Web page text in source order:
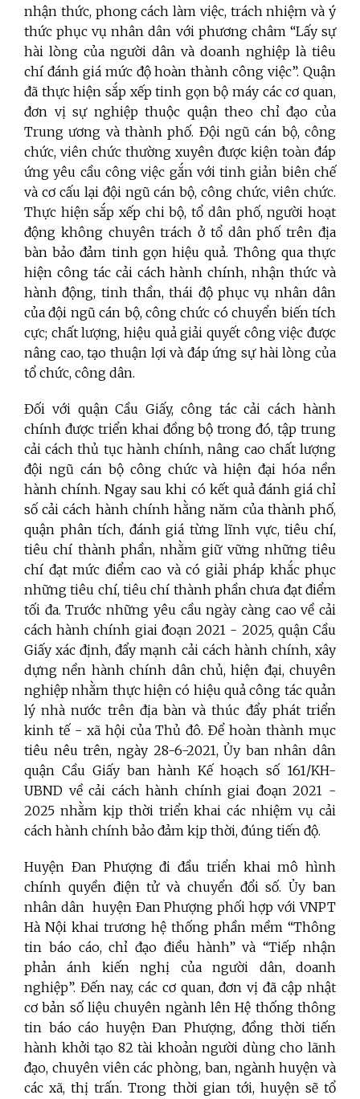
nhận thức, phong cách làm việc, trách nhiệm và ý
thức phục vụ nhân dân với phương châm “Lấy sự
hài lòng của người dân và doanh nghiệp là tiêu
chí đánh giá mức độ hoàn thành công việc”. Quận
đã thực hiện sắp xếp tinh gọn bộ máy các cơ quan,
đơn vị sự nghiệp thuộc quận theo chỉ đạo của
Trung ương và thành phố. Đội ngũ cán bộ, công
chức, viên chức thường xuyên được kiện toàn đáp
ứng yêu cầu công việc gắn với tinh giản biên chế
và cơ cấu lại đội ngũ cán bộ, công chức, viên chức.
Thực hiện sắp xếp chi bộ, tổ dân phố, người hoạt
động không chuyên trách ở tổ dân phố trên địa
bàn bảo đảm tinh gọn hiệu quả. Thông qua thực
hiện công tác cải cách hành chính, nhận thức và
hành động, tinh thần, thái độ phục vụ nhân dân
của đội ngũ cán bộ, công chức có chuyển biến tích
cực; chất lượng, hiệu quả giải quyết công việc được
nâng cao, tạo thuận lợi và đáp ứng sự hài lòng của
tổ chức, công dân.
Đối với quận Cầu Giấy, công tác cải cách hành
chính được triển khai đồng bộ trong đó, tập trung
cải cách thủ tục hành chính, nâng cao chất lượng
đội ngũ cán bộ công chức và hiện đại hóa nền
hành chính. Ngay sau khi có kết quả đánh giá chỉ
số cải cách hành chính hằng năm của thành phố,
quận phân tích, đánh giá từng lĩnh vực, tiêu chí,
tiêu chí thành phần, nhằm giữ vững những tiêu
chí đạt mức điểm cao và có giải pháp khắc phục
những tiêu chí, tiêu chí thành phần chưa đạt điểm
tối đa. Trước những yêu cầu ngày càng cao về cải
cách hành chính giai đoạn 2021 - 2025, quận Cầu
Giấy xác định, đẩy mạnh cải cách hành chính, xây
dựng nền hành chính dân chủ, hiện đại, chuyên
nghiệp nhằm thực hiện có hiệu quả công tác quản
lý nhà nước trên địa bàn và thúc đẩy phát triển
kinh tế - xã hội của Thủ đô. Ðể hoàn thành mục
tiêu nêu trên, ngày 28-6-2021, Ủy ban nhân dân
quận Cầu Giấy ban hành Kế hoạch số 161/KH-
UBND về cải cách hành chính giai đoạn 2021 -
2025 nhằm kịp thời triển khai các nhiệm vụ cải
cách hành chính bảo đảm kịp thời, đúng tiến độ.
Huyện Đan Phượng đi đầu triển khai mô hình
chính quyền điện tử và chuyển đổi số. Ủy ban
nhân dân huyện Đan Phượng phối hợp với VNPT
Hà Nội khai trương hệ thống phần mềm “Thông
tin báo cáo, chỉ đạo điều hành” và “Tiếp nhận
phản ánh kiến nghị của người dân, doanh
nghiệp”. Đến nay, các cơ quan, đơn vị đã cập nhật
cơ bản số liệu chuyên ngành lên Hệ thống thông
tin báo cáo huyện Đan Phượng, đồng thời tiến
hành khởi tạo 82 tài khoản người dùng cho lãnh
đạo, chuyên viên các phòng, ban, ngành huyện và
các xã, thị trấn. Trong thời gian tới, huyện sẽ tổ